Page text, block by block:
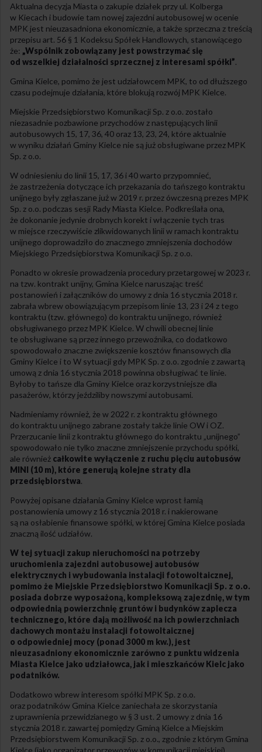
Aktualna decyzja Miasta o zakupie działek przy ul. Kolberga
w Kiecach i budowie tam nowej zajezdni autobusowej w ocenie
MPK jest nieuzasadniona ekonomicznie, a także sprzeczna z treścią
przepisu art. 56 § 1 Kodeksu Spółek Handlowych, stanowiącego
że: „Wspólnik zobowiązany jest powstrzymać się
od wszelkiej działalności sprzecznej z interesami spółki”.
Gmina Kielce, pomimo że jest udziałowcem MPK, to od dłuższego
czasu podejmuje działania, które blokują rozwój MPK Kielce.
Miejskie Przedsiębiorstwo Komunikacji Sp. z o.o. zostało
niezasadnie pozbawione przychodów z następujących linii
autobusowych 15, 17, 36, 40 oraz 13, 23, 24, które aktualnie
w wyniku działań Gminy Kielce nie są już obsługiwane przez MPK
Sp. z o.o.
W odniesieniu do linii 15, 17, 36 i 40 warto przypomnieć,
że zastrzeżenia dotyczące ich przekazania do tańszego kontraktu
unijnego były zgłaszane już w 2019 r. przez ówczesną prezes MPK
Sp. z o.o. podczas sesji Rady Miasta Kielce. Podkreślała ona,
że dokonanie jedynie drobnych korekt i włączenie tych tras
w miejsce rzeczywiście zlikwidowanych linii w ramach kontraktu
unijnego doprowadziło do znacznego zmniejszenia dochodów
Miejskiego Przedsiębiorstwa Komunikacji Sp. z o.o.
Ponadto w okresie prowadzenia procedury przetargowej w 2023 r.
na tzw. kontrakt unijny, Gmina Kielce naruszając treść
postanowień i załączników do umowy z dnia 16 stycznia 2018 r.
zabrała wbrew obowiązującym przepisom linie 13, 23 i 24 z tego
kontraktu (tzw. głównego) do kontraktu unijnego, również
obsługiwanego przez MPK Kielce. W chwili obecnej linie
te obsługiwane są przez innego przewoźnika, co dodatkowo
spowodowało znaczne zwiększenie kosztów finansowych dla
Gminy Kielce i to W sytuacji gdy MPK Sp. z o.o. zgodnie z zawartą
umową z dnia 16 stycznia 2018 powinna obsługiwać te linie.
Byłoby to tańsze dla Gminy Kielce oraz korzystniejsze dla
pasażerów, którzy jeździliby nowszymi autobusami.
Nadmieniamy również, że w 2022 r. z kontraktu głównego
do kontraktu unijnego zabrane zostały także linie OW i OZ.
Przerzucanie linii z kontraktu głównego do kontraktu „unijnego”
spowodowało nie tylko znaczne zmniejszenie przychodu spółki,
ale również całkowite wyłączenie z ruchu pięciu autobusów
MINI (10 m), które generują kolejne straty dla
przedsiębiorstwa.
Powyżej opisane działania Gminy Kielce wprost łamią
postanowienia umowy z 16 stycznia 2018 r. i nakierowane
są na osłabienie finansowe spółki, w której Gmina Kielce posiada
znaczną ilość udziałów.
W tej sytuacji zakup nieruchomości na potrzeby
uruchomienia zajezdni autobusowej autobusów
elektrycznych i wybudowania instalacji fotowoltaicznej,
pomimo że Miejskie Przedsiębiorstwo Komunikacji Sp. z o.o.
posiada dobrze wyposażoną, kompleksową zajezdnię, w tym
odpowiednią powierzchnię gruntów i budynków zaplecza
technicznego, które dają możliwość na ich powierzchniach
dachowych montażu instalacji fotowoltaicznej
o odpowiedniej mocy (ponad 3000 m kw.), jest
nieuzasadniony ekonomicznie zarówno z punktu widzenia
Miasta Kielce jako udziałowca, jak i mieszkańców Kielc jako
podatników.
Dodatkowo wbrew interesom spółki MPK Sp. z o.o.
oraz podatników Gmina Kielce zaniechała ze skorzystania
z uprawnienia przewidzianego w § 3 ust. 2 umowy z dnia 16
stycznia 2018 r. zawartej pomiędzy Gminą Kielce a Miejskim
Przedsiębiorstwem Komunikacji Sp. z o.o., zgodnie z którym Gmina
Kielce (jako organizator przewozów w komunikacji miejskiej)